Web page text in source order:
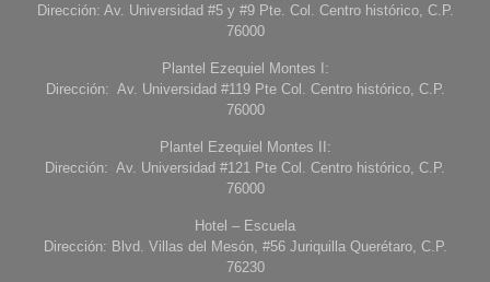
Dirección: Av. Universidad #5 y #9 Pte. Col. Centro histórico, C.P.
76000
Plantel Ezequiel Montes I:
Dirección: Av. Universidad #119 Pte Col. Centro histórico, C.P.
76000
Plantel Ezequiel Montes II:
Dirección: Av. Universidad #121 Pte Col. Centro histórico, C.P.
76000
Hotel – Escuela
Dirección: Blvd. Villas del Mesón, #56 Juriquilla Querétaro, C.P.
76230